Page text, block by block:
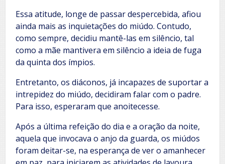
Essa atitude, longe de passar despercebida, afiou
ainda mais as inquietações do miúdo. Contudo,
como sempre, decidiu mantê-las em silêncio, tal
como a mãe mantivera em silêncio a ideia de fuga
da quinta dos ímpios.
Entretanto, os diáconos, já incapazes de suportar a
intrepidez do miúdo, decidiram falar com o padre.
Para isso, esperaram que anoitecesse.
Após a última refeição do dia e a oração da noite,
aquela que invocava o anjo da guarda, os miúdos
foram deitar-se, na esperança de ver o amanhecer